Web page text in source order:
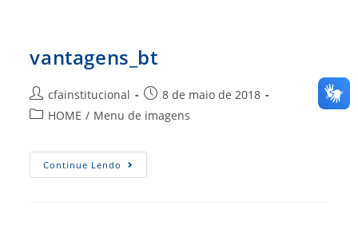
vantagens_bt
Autor
do
cfainstitucional
Post
publicado:
8 de maio de 2018
Categoria
post:
HOME / Menu de imagens
Continue Lendo Vantagens_bt